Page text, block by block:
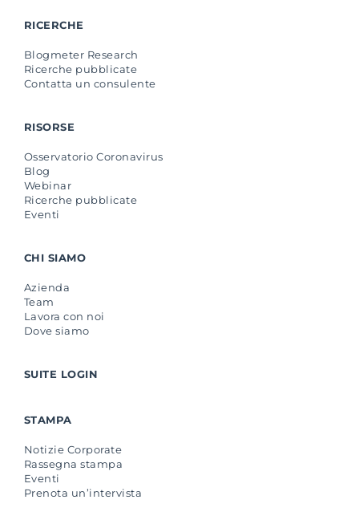
RICERCHE
Blogmeter Research
Ricerche pubblicate
Contatta un consulente
RISORSE
Osservatorio Coronavirus
Blog
Webinar
Ricerche pubblicate
Eventi
CHI SIAMO
Azienda
Team
Lavora con noi
Dove siamo
SUITE LOGIN
STAMPA
Notizie Corporate
Rassegna stampa
Eventi
Prenota un’intervista